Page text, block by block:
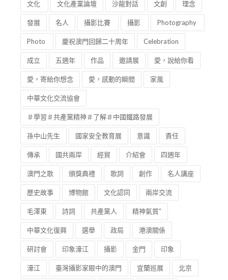
文化 文化產業論壇 沙龍對話 文創 理念
發展 名人 攝影比賽 攝影 Photography
Photo 慶祝澳門回歸二十周年 Celebration
成立 五週年 作品 邀請展 愛，說給你看
愛，寄給你想念 愛，感動的瞬間 家風
中華文化交流協會
＃學習＃共產黨精神＃了解＃中國鐵路發展
孫中山先生 國家安全教育展 意識 責任
傳承 國共兩岸 經貿 介紹會 四週年
澳門之歌 頒獎典禮 歌詞 創作 名人講座
歷史故事 博物館 文化認同 兩岸交流
毛澤東 詩詞 共產黨人 精神氣質”
中華文化復興 選舉 政局 港澳關係
研討會 印象濠江 攝影 金門 印象
濠江 臺灣攝影家眼中的澳門 宜蘭巡展 北京